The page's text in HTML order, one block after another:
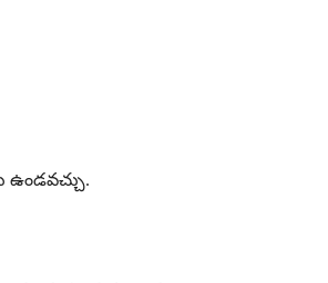
ఉండవచ్చు.